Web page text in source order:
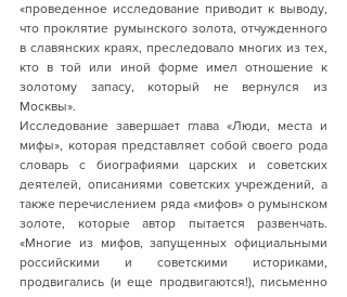
«проведенное исследование приводит к выводу,
что проклятие румынского золота, отчужденного
в славянских краях, преследовало многих из тех,
кто в той или иной форме имел отношение к
золотому запасу, который не вернулся из
Москвы».
Исследование завершает глава «Люди, места и
мифы», которая представляет собой своего рода
словарь с биографиями царских и советских
деятелей, описаниями советских учреждений, а
также перечислением ряда «мифов» о румынском
золоте, которые автор пытается развенчать.
«Многие из мифов, запущенных официальными
российскими и советскими историками,
продвигались (и еще продвигаются!), письменно